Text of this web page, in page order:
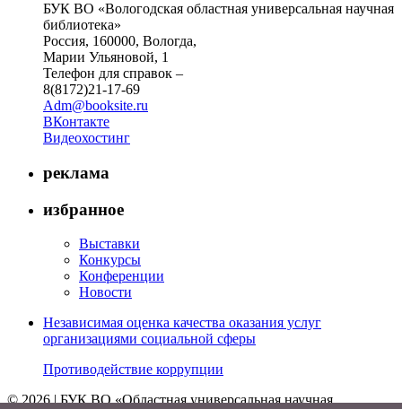
БУК ВО «Вологодская областная универсальная научная
библиотека»
Россия, 160000, Вологда,
Марии Ульяновой, 1
Телефон для справок –
8(8172)21-17-69
Adm@booksite.ru
ВКонтакте
Видеохостинг
реклама
избранное
Выставки
Конкурсы
Конференции
Новости
Независимая оценка качества оказания услуг
организациями социальной сферы
Противодействие коррупции
© 2026 | БУК ВО «Областная универсальная научная